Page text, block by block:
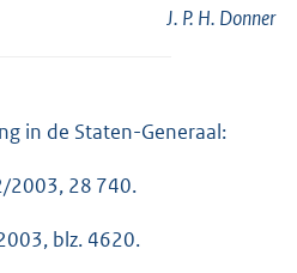
J. P. H. Donner
in de Staten-Generaal:
2003, 28 740.
blz. 4620.